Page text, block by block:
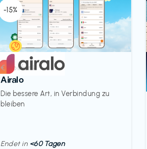
-15%
Mobilfunk
Airalo
Die bessere Art, in Verbindung zu
bleiben
€‎
Endet in <60 Tagen